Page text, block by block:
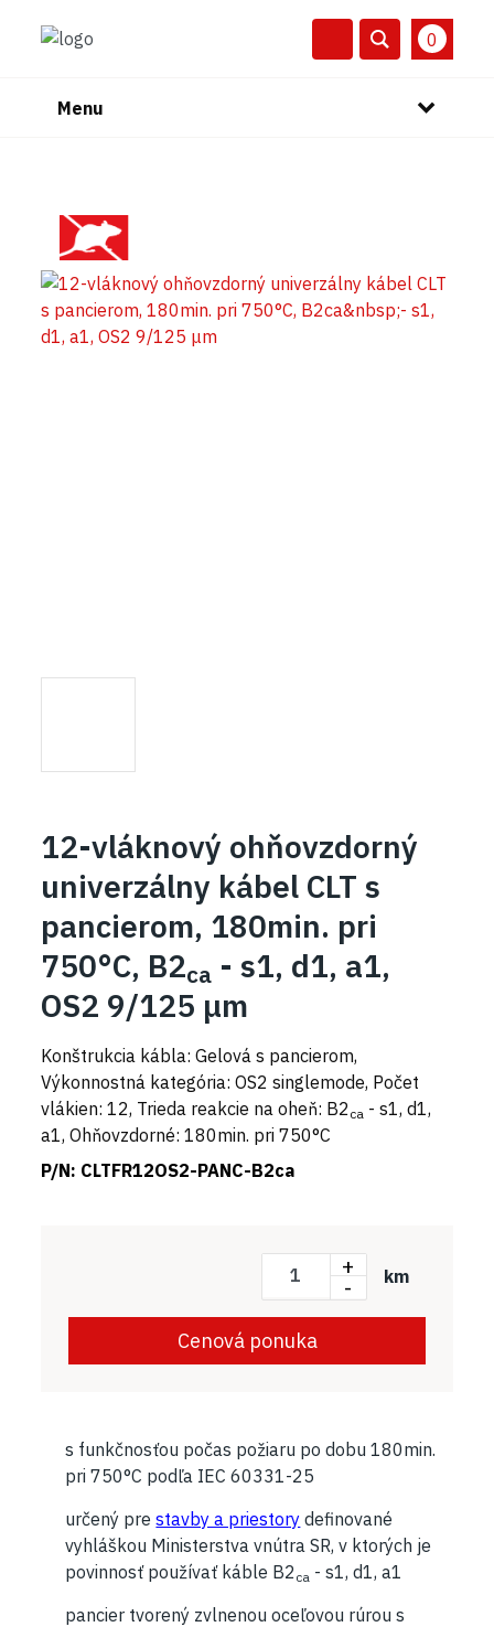
0
Menu
12-vláknový ohňovzdorný
univerzálny kábel CLT s
pancierom, 180min. pri
750°C, B2ca - s1, d1, a1,
OS2 9/125 μm
Konštrukcia kábla: Gelová s pancierom,
Výkonnostná kategória: OS2 singlemode, Počet
vlákien: 12, Trieda reakcie na oheň: B2 ca - s1, d1,
a1, Ohňovzdorné: 180min. pri 750°C
P/N: CLTFR12OS2-PANC-B2ca
+
- km
Cenová ponuka
s funkčnosťou počas požiaru po dobu 180min.
pri 750°C podľa IEC 60331-25
určený prestavby a priestory definované
vyhláškou Ministerstva vnútra SR, v ktorých je
povinnosť používať káble B2 ca - s1, d1, a1
pancier tvorený zvlnenou oceľovou rúrou s